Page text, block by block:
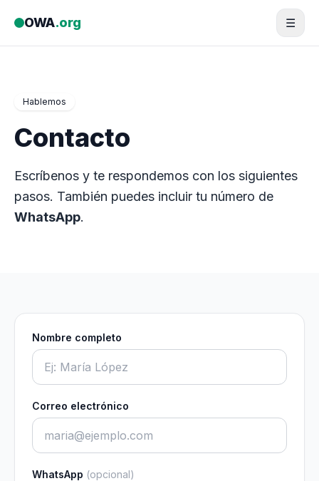
OWA.org ☰
Hablemos
Contacto
Escríbenos y te respondemos con los siguientes
pasos. También puedes incluir tu número de
WhatsApp.
Nombre completo
Correo electrónico
WhatsApp (opcional)